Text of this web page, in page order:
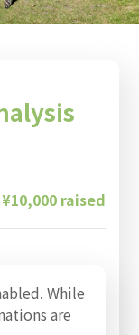
¥10,000raised
While
are